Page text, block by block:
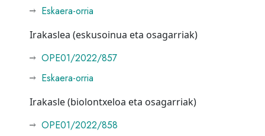
Eskaera-orria
Irakaslea (eskusoinua eta osagarriak)
OPE01/2022/857
Eskaera-orria
Irakasle (biolontxeloa eta osagarriak)
OPE01/2022/858